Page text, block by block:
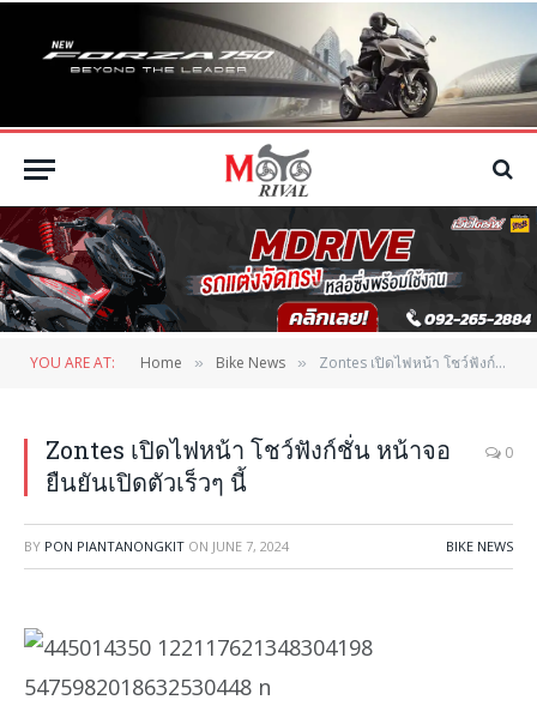
YOU ARE AT: Home » Bike News » Zontes เปิดไฟหน้า โชว์ฟังก์ชั่น หน้าจอ ยืนยันเปิดตัวเร็วๆ นี้
Zontes เปิดไฟหน้า โชว์ฟังก์ชั่น หน้าจอ
ยืนยันเปิดตัวเร็วๆ นี้
0
BY PON PIANTANONGKIT ON JUNE 7, 2024 BIKE NEWS